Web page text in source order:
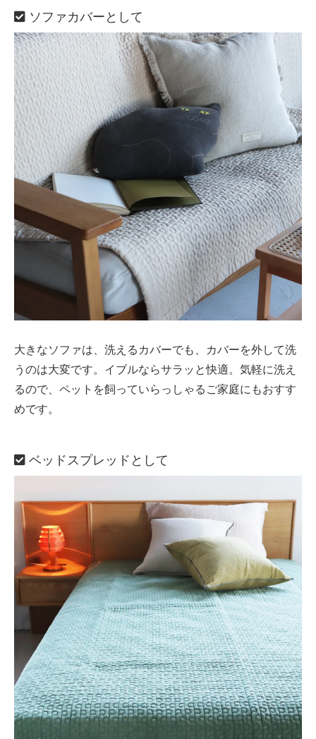
ソファカバーとして
大きなソファは、洗えるカバーでも、カバーを外して洗
うのは大変です。イブルならサラッと快適。気軽に洗え
るので、ペットを飼っていらっしゃるご家庭にもおすす
めです。
ベッドスプレッドとして